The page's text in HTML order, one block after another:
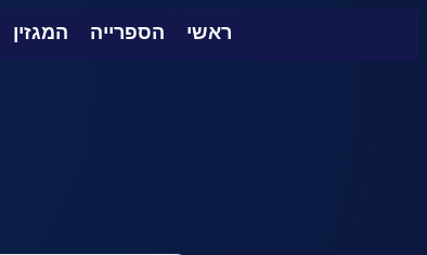
ראשי הספרייה המגזין